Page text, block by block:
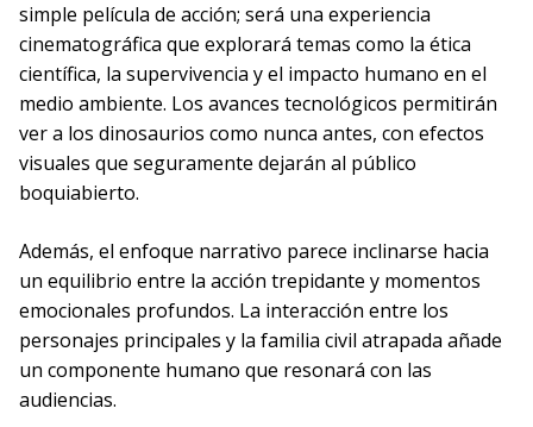
simple película de acción; será una experiencia
cinematográfica que explorará temas como la ética
científica, la supervivencia y el impacto humano en el
medio ambiente. Los avances tecnológicos permitirán
ver a los dinosaurios como nunca antes, con efectos
visuales que seguramente dejarán al público
boquiabierto.
Además, el enfoque narrativo parece inclinarse hacia
un equilibrio entre la acción trepidante y momentos
emocionales profundos. La interacción entre los
personajes principales y la familia civil atrapada añade
un componente humano que resonará con las
audiencias.